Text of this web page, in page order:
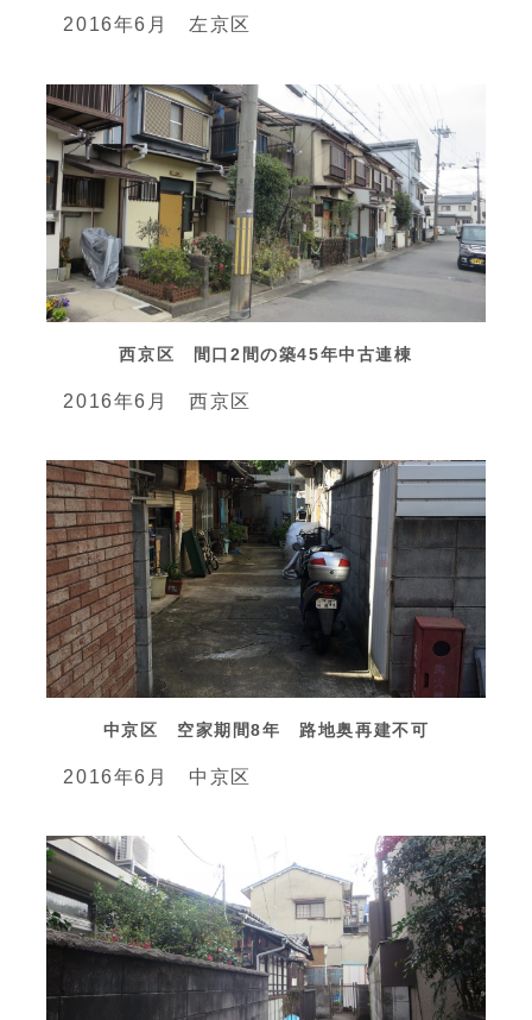
2016年6月 左京区
西京区 間口2間の築45年中古連棟
2016年6月 西京区
中京区 空家期間8年 路地奥再建不可
2016年6月 中京区